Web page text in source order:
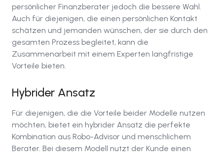
persönlicher Finanzberater jedoch die bessere Wahl.
Auch für diejenigen, die einen persönlichen Kontakt
schätzen und jemanden wünschen, der sie durch den
gesamten Prozess begleitet, kann die
Zusammenarbeit mit einem Experten langfristige
Vorteile bieten.
Hybrider Ansatz
Für diejenigen, die die Vorteile beider Modelle nutzen
möchten, bietet ein hybrider Ansatz die perfekte
Kombination aus Robo-Advisor und menschlichem
Berater. Bei diesem Modell nutzt der Kunde einen